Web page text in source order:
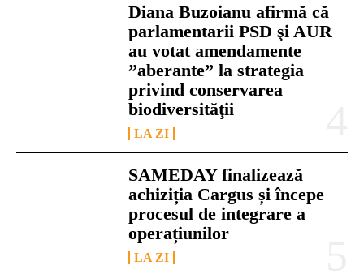
Diana Buzoianu afirmă că
parlamentarii PSD şi AUR
au votat amendamente
”aberante” la strategia
privind conservarea
biodiversităţii
LA ZI
SAMEDAY finalizează
achiziția Cargus și începe
procesul de integrare a
operațiunilor
LA ZI